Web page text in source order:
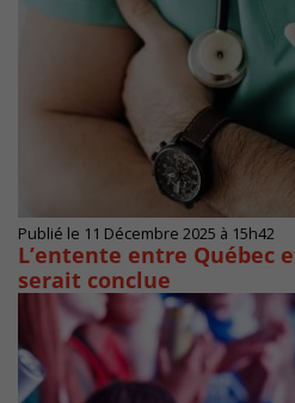
Publié le 11 Décembre 2025 à 15h42
L’entente entre Québec
serait conclue